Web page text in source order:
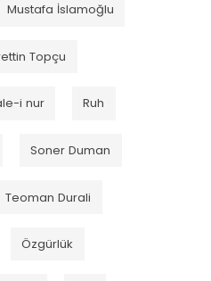
Mustafa İslamoğlu
Topçu
i nur Ruh
Soner Duman
Teoman Durali
Özgürlük